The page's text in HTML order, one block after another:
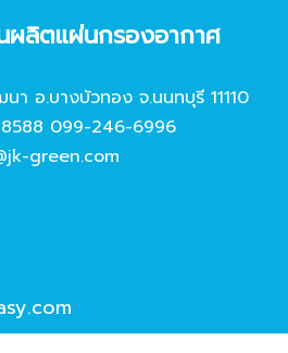
ผลิตแผ่นกรองอากาศ
อ.บางบัวทอง จ.นนทบุรี 11110
099-246-6996
green.com